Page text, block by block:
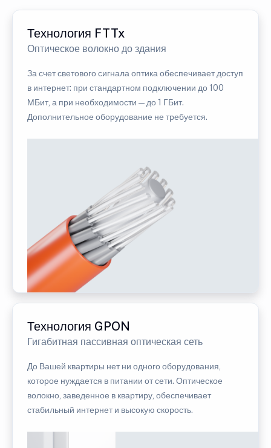
Технология FTTx
Оптическое волокно до здания
За счет светового сигнала оптика обеспечивает доступ
в интернет: при стандартном подключении до 100
МБит, а при необходимости — до 1 ГБит.
Дополнительное оборудование не требуется.
Технология GPON
Гигабитная пассивная оптическая сеть
До Вашей квартиры нет ни одного оборудования,
которое нуждается в питании от сети. Оптическое
волокно, заведенное в квартиру, обеспечивает
стабильный интернет и высокую скорость.